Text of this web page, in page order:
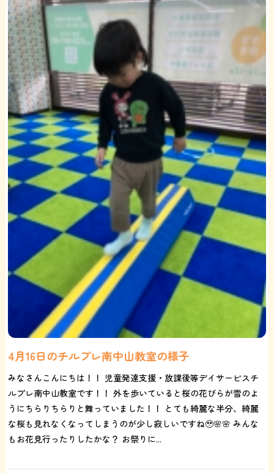
4月16日のチルプレ南中山教室の様子
みなさんこんにちは！！ 児童発達支援・放課後等デイサービスチ
ルプレ南中山教室です！！ 外を歩いていると桜の花びらが雪のよ
うにちらりちらりと舞っていました！！ とても綺麗な半分、綺麗
な桜も見れなくなってしまうのが少し寂しいですね🥹🌸🌸 みんな
もお花見行ったりしたかな？ お祭りに...